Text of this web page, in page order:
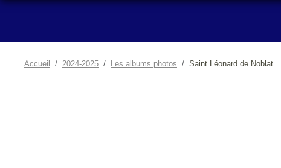
Accueil 2024-2025 Les albums photos Saint Léonard de Noblat